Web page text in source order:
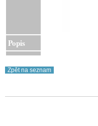
Popis